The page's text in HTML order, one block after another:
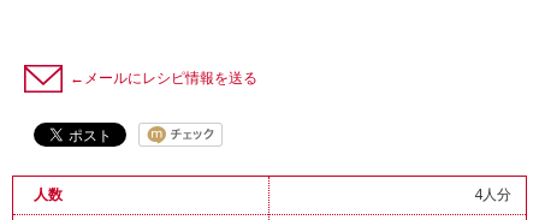
←メールにレシピ情報を送る
人数
4人分